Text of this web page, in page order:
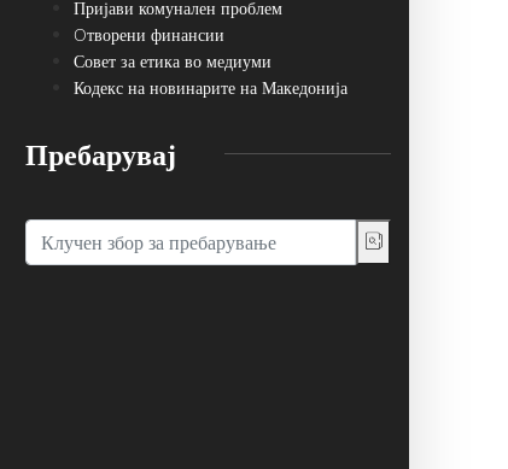
Пријави комунален проблем
Oтворени финансии
Совет за етика во медиуми
Кодекс на новинарите на Македонија
Пребарувај